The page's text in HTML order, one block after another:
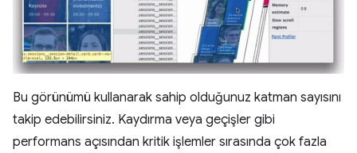
Bu görünümü kullanarak sahip olduğunuz katman sayısını
takip edebilirsiniz. Kaydırma veya geçişler gibi
performans açısından kritik işlemler sırasında çok fazla